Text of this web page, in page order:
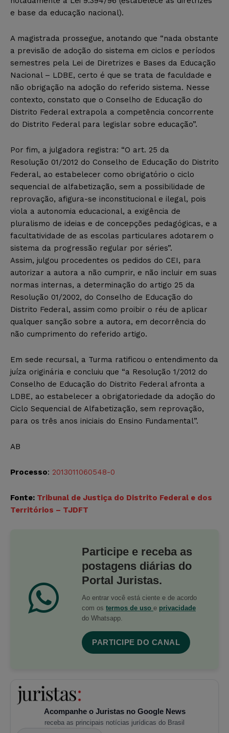
e base da educação nacional).
A magistrada prossegue, anotando que “nada obstante
a previsão de adoção do sistema em ciclos e períodos
semestres pela Lei de Diretrizes e Bases da Educação
Nacional – LDBE, certo é que se trata de faculdade e
não obrigação na adoção do referido sistema. Nesse
contexto, constato que o Conselho de Educação do
Distrito Federal extrapola a competência concorrente
do Distrito Federal para legislar sobre educação”.
Por fim, a julgadora registra: “O art. 25 da
Resolução 01/2012 do Conselho de Educação do Distrito
Federal, ao estabelecer como obrigatório o ciclo
sequencial de alfabetização, sem a possibilidade de
reprovação, afigura-se inconstitucional e ilegal, pois
viola a autonomia educacional, a exigência de
pluralismo de ideias e de concepções pedagógicas, e a
facultatividade de as escolas particulares adotarem o
sistema da progressão regular por séries”.
Assim, julgou procedentes os pedidos do CEI, para
autorizar a autora a não cumprir, e não incluir em suas
normas internas, a determinação do artigo 25 da
Resolução 01/2002, do Conselho de Educação do
Distrito Federal, assim como proibir o réu de aplicar
qualquer sanção sobre a autora, em decorrência do
não cumprimento do referido artigo.
Em sede recursal, a Turma ratificou o entendimento da
juíza originária e concluiu que “a Resolução 1/2012 do
Conselho de Educação do Distrito Federal afronta a
LDBE, ao estabelecer a obrigatoriedade da adoção do
Ciclo Sequencial de Alfabetização, sem reprovação,
para os três anos iniciais do Ensino Fundamental”.
AB
Processo: 2013011060548-0
Fonte: Tribunal de Justiça do Distrito Federal e dos
Territórios – TJDFT
Participe e receba as
postagens diárias do
Portal Juristas.
Ao entrar você está ciente e de acordo
com os termos de uso e privacidade
do Whatsapp.
PARTICIPE DO CANAL
Acompanhe o Juristas no Google News
receba as principais notícias jurídicas do Brasil